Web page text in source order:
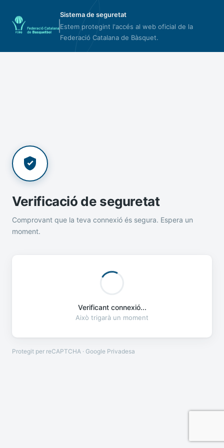
Sistema de seguretat
Estem protegint l'accés al web oficial de la
Federació Catalana de Bàsquet.
Verificació de seguretat
Comprovant que la teva connexió és segura. Espera un
moment.
Verificant connexió...
Això trigarà un moment
Protegit per reCAPTCHA · Google Privadesa